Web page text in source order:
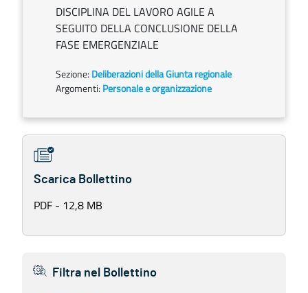
DISCIPLINA DEL LAVORO AGILE A
SEGUITO DELLA CONCLUSIONE DELLA
FASE EMERGENZIALE
Sezione: Deliberazioni della Giunta regionale
Argomenti: Personale e organizzazione
Scarica Bollettino
PDF - 12,8 MB
Filtra nel Bollettino